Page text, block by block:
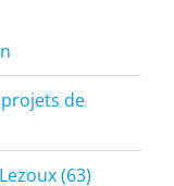
de
(63)